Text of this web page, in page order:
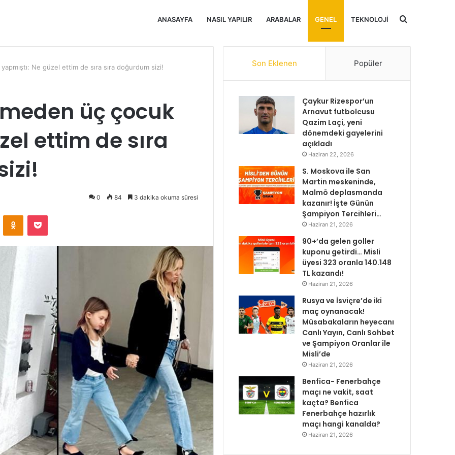
ANASAYFA NASIL YAPILIR ARABALAR GENEL TEKNOLOJI Arama
Ne güzel ettim de sıra sıra doğurdum sizi!
üç çocuk
ettim de sıra
0 84 3 dakika okuma süresi
Odnoklassniki
Pocket
Son Eklenen Popüler
Çaykur Rizespor’un
Arnavut futbolcusu
Qazim Laçi, yeni
dönemdeki gayelerini
açıkladı
Haziran 22, 2026
S. Moskova ile San
Martin meskeninde,
Malmö deplasmanda
kazanır! İşte Günün
Şampiyon Tercihleri…
Haziran 21, 2026
90+’da gelen goller
kuponu getirdi… Misli
üyesi 323 oranla 140.148
TL kazandı!
Haziran 21, 2026
Rusya ve İsviçre’de iki
maç oynanacak!
Müsabakaların heyecanı
Canlı Yayın, Canlı Sohbet
ve Şampiyon Oranlar ile
Misli’de
Haziran 21, 2026
Benfica- Fenerbahçe
maçı ne vakit, saat
kaçta? Benfica
Fenerbahçe hazırlık
maçı hangi kanalda?
Haziran 21, 2026